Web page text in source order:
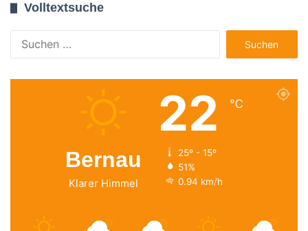
Volltextsuche
nach:
Bernau
Klarer Himmel
22 ℃
25º - 15º
51%
0.94 km/h